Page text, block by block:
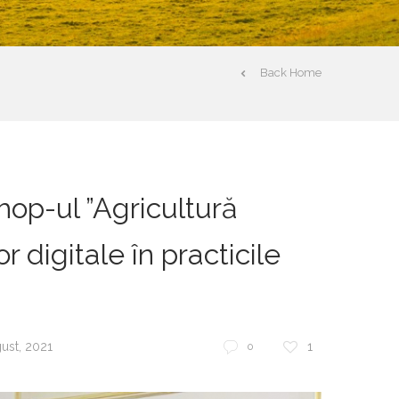
Back Home
ul ”Agricultură
digitale în practicile
2021 0 1